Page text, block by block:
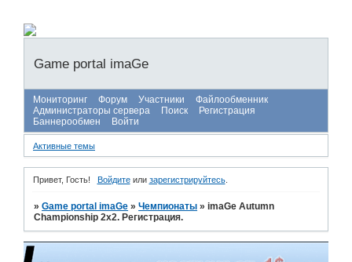
Game portal imaGe
Мониторинг Форум Участники
Файлообменник
Администраторы сервера
Поиск
Регистрация
Баннерообмен
Войти
Активные темы
Привет, Гость! Войдитеили зарегистрируйтесь.
»Game portal imaGe »Чемпионаты »imaGe Autumn
Championship 2x2. Регистрация.